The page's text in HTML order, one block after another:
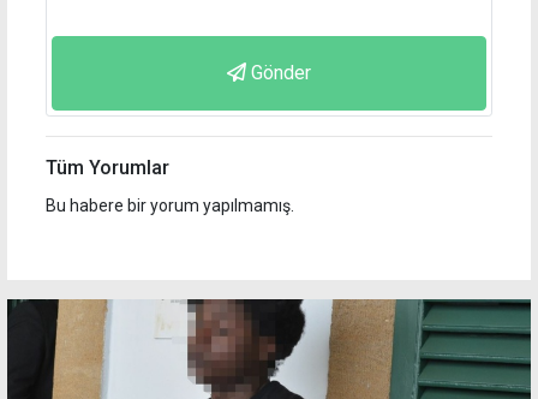
Gönder
Tüm Yorumlar
Bu habere bir yorum yapılmamış.